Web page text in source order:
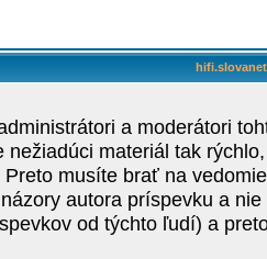
a moderátori
nežiadúci materiál tak
Preto musíte brať na
autora príspevku a
od týchto ľudí) a